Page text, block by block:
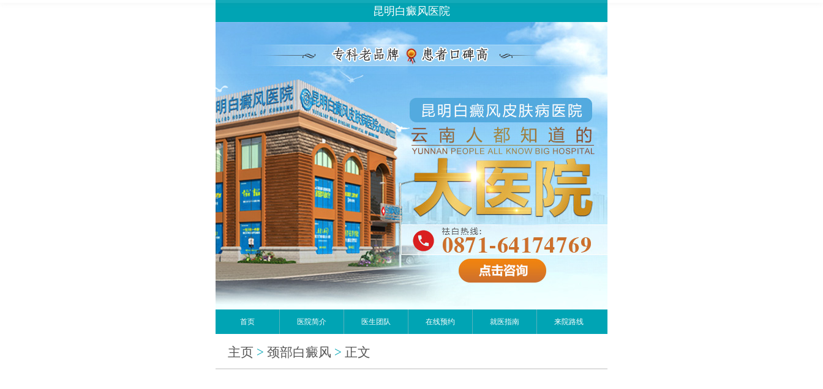
昆明白癜风医院
首页 医院简介 医生团队 在线预约 就医指南 来院路线
主页 > 颈部白癜风 > 正文